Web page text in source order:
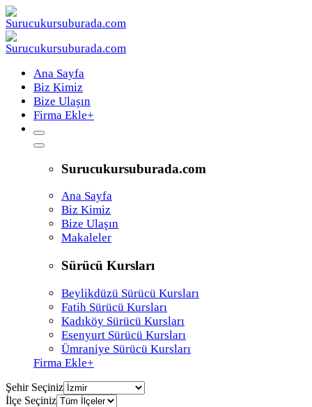
Ana Sayfa
Biz Kimiz
Bize Ulaşın
Firma Ekle+
Surucukursuburada.com
Ana Sayfa
Biz Kimiz
Bize Ulaşın
Makaleler
Sürücü Kursları
Beylikdüzü Sürücü Kursları
Fatih Sürücü Kursları
Kadıköy Sürücü Kursları
Esenyurt Sürücü Kursları
Ümraniye Sürücü Kursları
Firma Ekle+
Şehir Seçiniz
İlçe Seçiniz